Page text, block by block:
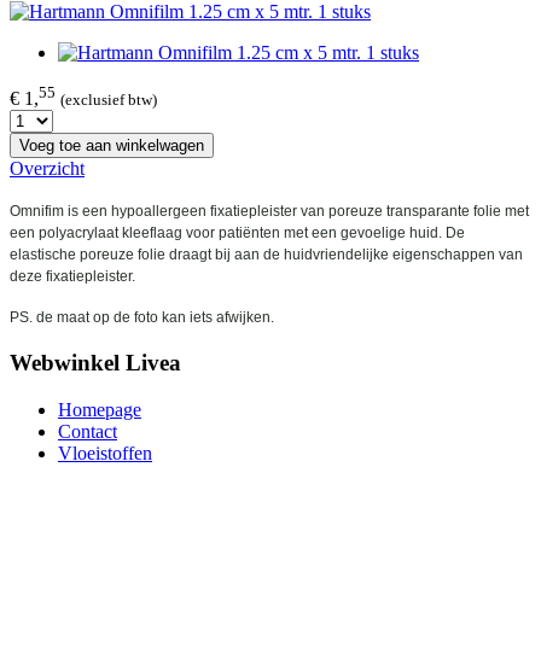
€ 1,55 (exclusief btw)
Voeg toe aan winkelwagen
Overzicht
Omnifim is een hypoallergeen fixatiepleister van poreuze transparante folie met
een polyacrylaat kleeflaag voor patiënten met een gevoelige huid. De
elastische poreuze folie draagt bij aan de huidvriendelijke eigenschappen van
deze fixatiepleister.
PS. de maat op de foto kan iets afwijken.
Webwinkel Livea
Homepage
Contact
Vloeistoffen